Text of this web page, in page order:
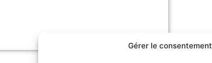
Gérer le consentement